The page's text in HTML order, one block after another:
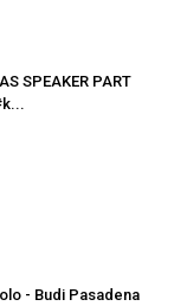
SPEAKER PART
- Budi Pasadena